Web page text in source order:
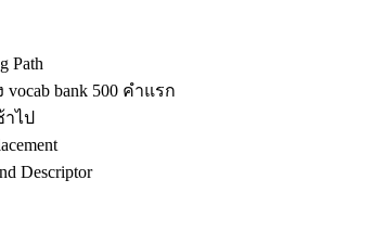
Path
vocab bank 500 คำแรก
าไป
Descriptor